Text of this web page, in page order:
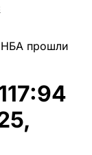
НБА прошли